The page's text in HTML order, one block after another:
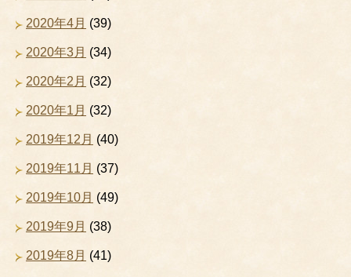
2020年4月 (39)
2020年3月 (34)
2020年2月 (32)
2020年1月 (32)
2019年12月 (40)
2019年11月 (37)
2019年10月 (49)
2019年9月 (38)
2019年8月 (41)